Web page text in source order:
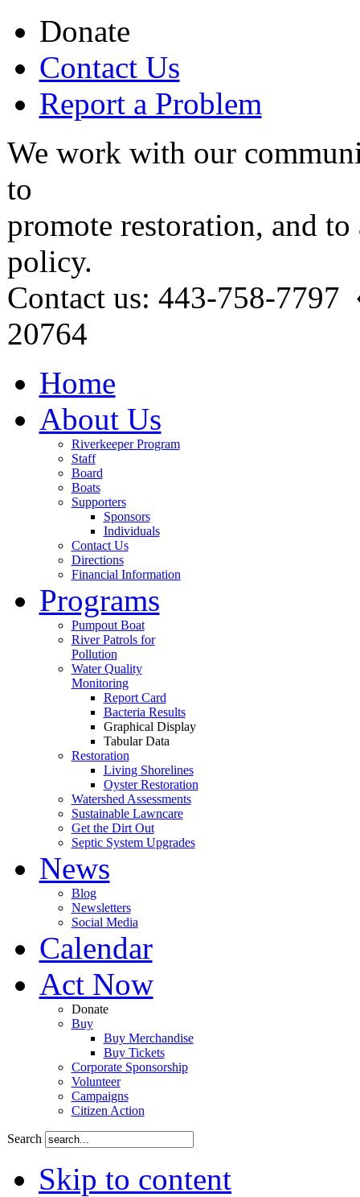
Donate
Contact Us
Report a Problem
We work with our
to
promote restoration, and
policy.
Contact us: 443-758-
20764
Home
About Us
Riverkeeper Program
Staff
Board
Boats
Supporters
Sponsors
Individuals
Contact Us
Directions
Financial Information
Programs
Pumpout Boat
River Patrols for
Pollution
Water Quality
Monitoring
Report Card
Bacteria Results
Graphical Display
Tabular Data
Restoration
Living Shorelines
Oyster Restoration
Watershed Assessments
Sustainable Lawncare
Get the Dirt Out
Septic System Upgrades
News
Blog
Newsletters
Social Media
Calendar
Act Now
Donate
Buy
Buy Merchandise
Buy Tickets
Corporate Sponsorship
Volunteer
Campaigns
Citizen Action
Search
Skip to content